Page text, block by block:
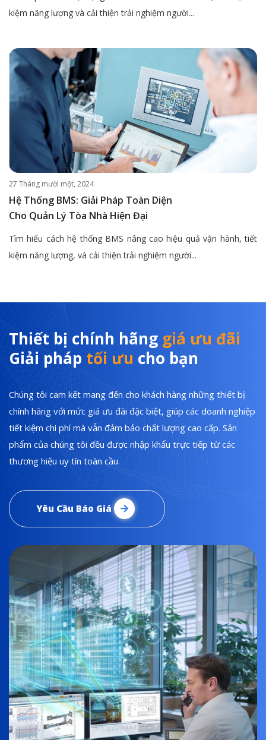
kiệm năng lượng và cải thiện trải nghiệm người...
27 Tháng mười một, 2024
Hệ Thống BMS: Giải Pháp Toàn Diện
Cho Quản Lý Tòa Nhà Hiện Đại
Tìm hiểu cách hệ thống BMS nâng cao hiệu quả vận hành, tiết
kiệm năng lượng, và cải thiện trải nghiệm người...
Thiết bị chính hãng giá ưu đãi
Giải pháp tối ưu cho bạn
Chúng tôi cam kết mang đến cho khách hàng những thiết bị
chính hãng với mức giá ưu đãi đặc biệt, giúp các doanh nghiệp
tiết kiệm chi phí mà vẫn đảm bảo chất lượng cao cấp. Sản
phẩm của chúng tôi đều được nhập khẩu trực tiếp từ các
thương hiệu uy tín toàn cầu.
Yêu Cầu Báo Giá